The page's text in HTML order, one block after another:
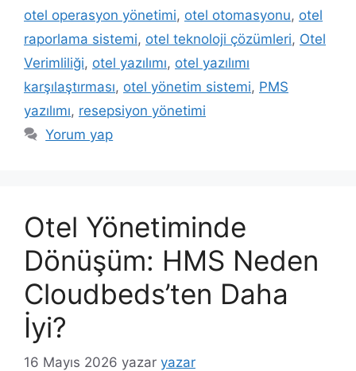
otel operasyon yönetimi, otel otomasyonu, otel
raporlama sistemi, otel teknoloji çözümleri, Otel
Verimliliği, otel yazılımı, otel yazılımı
karşılaştırması, otel yönetim sistemi, PMS
yazılımı, resepsiyon yönetimi
Yorum yap
Otel Yönetiminde
Dönüşüm: HMS Neden
Cloudbeds’ten Daha
İyi?
16 Mayıs 2026 yazar yazar